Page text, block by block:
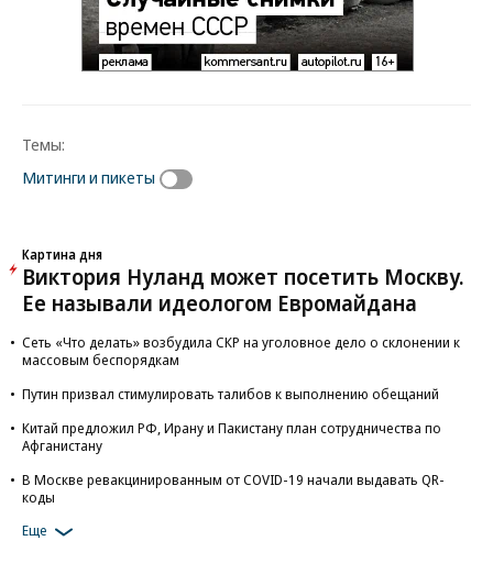
Темы:
Митинги и пикеты
Картина дня
Виктория Нуланд может посетить Москву.
Ее называли идеологом Евромайдана
Сеть «Что делать» возбудила СКР на уголовное дело о склонении к
массовым беспорядкам
Путин призвал стимулировать талибов к выполнению обещаний
Китай предложил РФ, Ирану и Пакистану план сотрудничества по
Афганистану
В Москве ревакцинированным от COVID-19 начали выдавать QR-
коды
Еще